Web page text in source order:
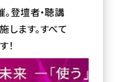
ングの
つプッ
億円を突破した。堅調な
ージアプリ、決済アプリ、企
、そこから得られる膨大なユー
のマーケティング成功事例を
。登壇者・聴講
ます。すべて
！